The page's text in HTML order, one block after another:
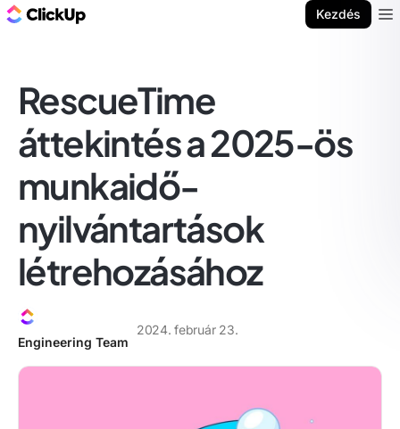
Kezdés
RescueTime
áttekintés a 2025-ös
munkaidő-
nyilvántartások
létrehozásához
Engineering Team
2024. február 23.